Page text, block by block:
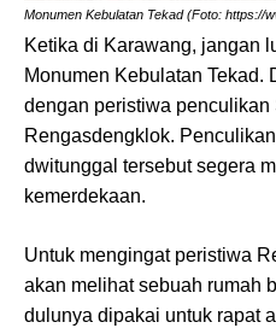
Monumen Kebulatan Tekad (Foto: https://
Ketika di Karawang, jangan
Monumen Kebulatan Tekad.
dengan peristiwa
Rengasdengklok.
dwitunggal tersebut segera
kemerdekaan.
Untuk mengingat peristiwa
akan melihat sebuah rumah
dulunya dipakai untuk rapat